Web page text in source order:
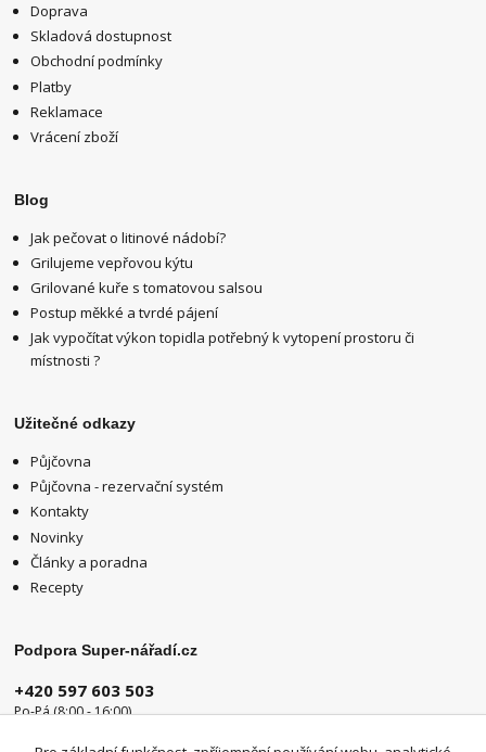
Doprava
Skladová dostupnost
Obchodní podmínky
Platby
Reklamace
Vrácení zboží
Blog
Jak pečovat o litinové nádobí?
Grilujeme vepřovou kýtu
Grilované kuře s tomatovou salsou
Postup měkké a tvrdé pájení
Jak vypočítat výkon topidla potřebný k vytopení prostoru či
místnosti ?
Užitečné odkazy
Půjčovna
Půjčovna - rezervační systém
Kontakty
Novinky
Články a poradna
Recepty
Podpora Super-nářadí.cz
+420 597 603 503
Po-Pá (8:00 - 16:00)